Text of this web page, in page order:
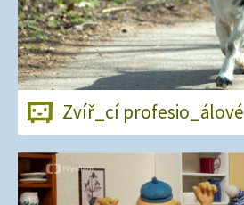
Zvíř_cí profesio_álové